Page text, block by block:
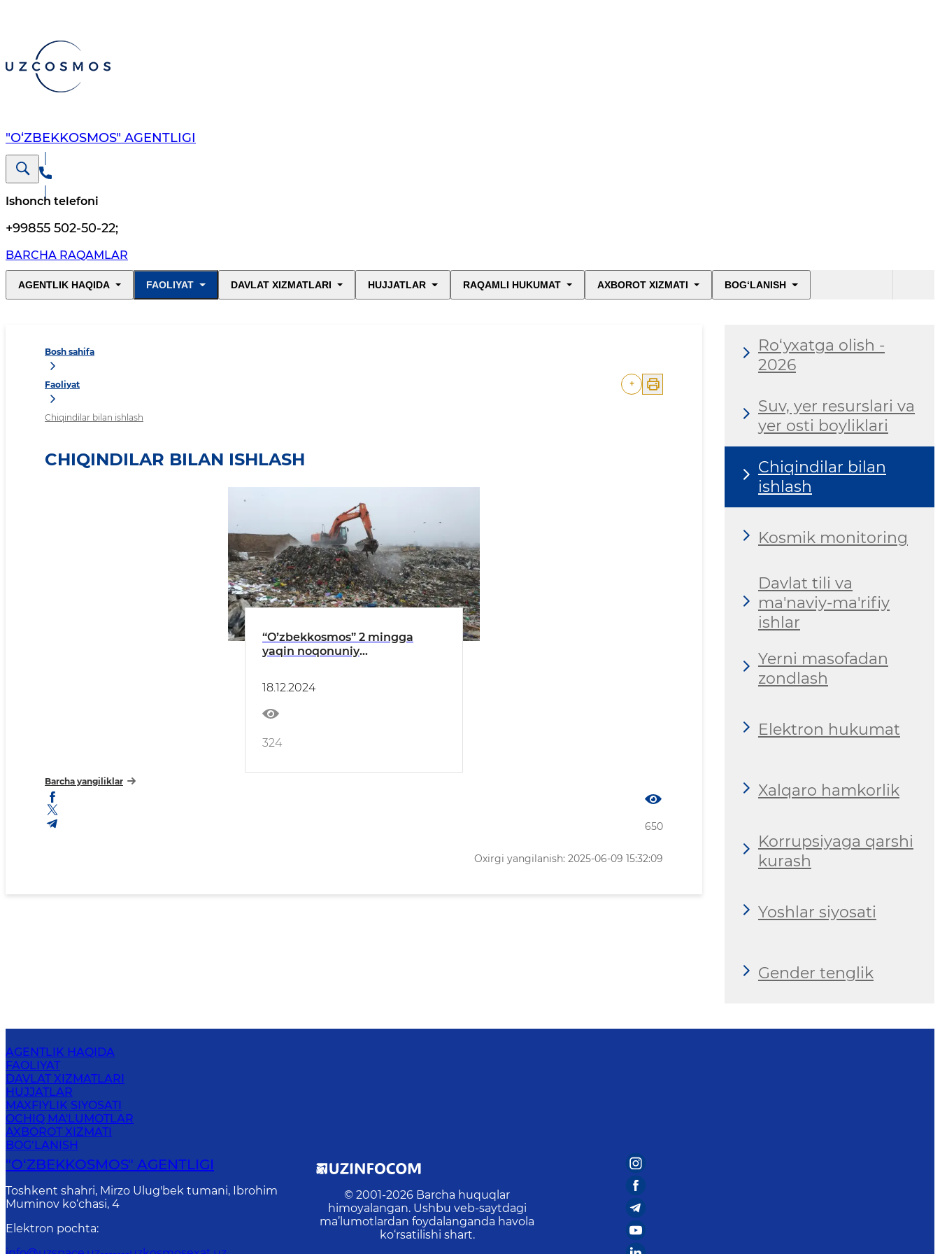
"O‘ZBEKKOSMOS" AGENTLIGI
Ishonch telefoni
+99855 502-50-22;
BARCHA RAQAMLAR
AGENTLIK HAQIDA FAOLIYAT DAVLAT XIZMATLARI HUJJATLAR RAQAMLI HUKUMAT AXBOROT XIZMATI BOG‘LANISH
Bosh sahifa
Faoliyat
Chiqindilar bilan ishlash
+
CHIQINDILAR BILAN ISHLASH
“Oʼzbekkosmos” 2 mingga
yaqin noqonuniy
18.12.2024
324
Barcha yangiliklar
650
Oxirgi yangilanish: 2025-06-09 15:32:09
Ro‘yxatga olish -
2026
Suv, yer resurslari va
yer osti boyliklari
Chiqindilar bilan
ishlash
Kosmik monitoring
Davlat tili va
ma'naviy-ma'rifiy
ishlar
Yerni masofadan
zondlash
Elektron hukumat
Xalqaro hamkorlik
Korrupsiyaga qarshi
kurash
Yoshlar siyosati
Gender tenglik
AGENTLIK HAQIDA
FAOLIYAT
DAVLAT XIZMATLARI
HUJJATLAR
MAXFIYLIK SIYOSATI
OCHIQ MA'LUMOTLAR
AXBOROT XIZMATI
BOG‘LANISH
"O‘ZBEKKOSMOS" AGENTLIGI
Toshkent shahri, Mirzo Ulug'bek tumani, Ibrohim
Muminov ko‘chasi, 4
Elektron pochta:
© 2001-2026 Barcha huquqlar
himoyalangan. Ushbu veb-saytdagi
ma’lumotlardan foydalanganda havola
ko‘rsatilishi shart.